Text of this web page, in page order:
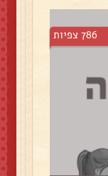
786 צפיות